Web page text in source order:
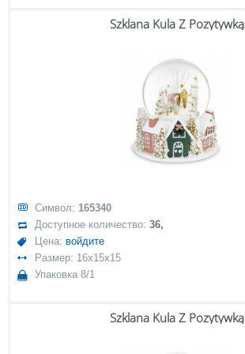
Szklana Kula Z Pozytywką
Символ: 165340
Доступное количество:36,
Цена: войдите
Размер: 16x15x15
Упаковка 8/1
Szklana Kula Z Pozytywką